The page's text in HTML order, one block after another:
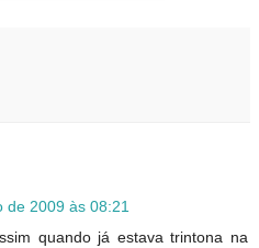
de 2009 às 08:21
quando já estava trintona na